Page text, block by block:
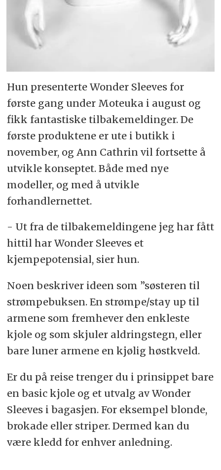
Hun presenterte Wonder Sleeves for
første gang under Moteuka i august og
fikk fantastiske tilbakemeldinger. De
første produktene er ute i butikk i
november, og Ann Cathrin vil fortsette å
utvikle konseptet. Både med nye
modeller, og med å utvikle
forhandlernettet.
- Ut fra de tilbakemeldingene jeg har fått
hittil har Wonder Sleeves et
kjempepotensial, sier hun.
Noen beskriver ideen som ”søsteren til
strømpebuksen. En strømpe/stay up til
armene som fremhever den enkleste
kjole og som skjuler aldringstegn, eller
bare luner armene en kjølig høstkveld.
Er du på reise trenger du i prinsippet bare
en basic kjole og et utvalg av Wonder
Sleeves i bagasjen. For eksempel blonde,
brokade eller striper. Dermed kan du
være kledd for enhver anledning.